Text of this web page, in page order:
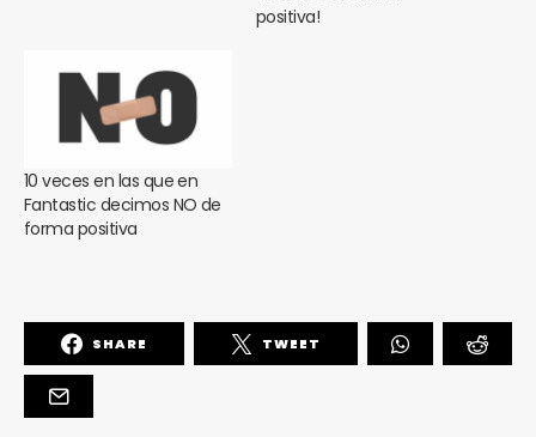
positiva!
10 veces en las que en
Fantastic decimos NO de
forma positiva
SHARE TWEET